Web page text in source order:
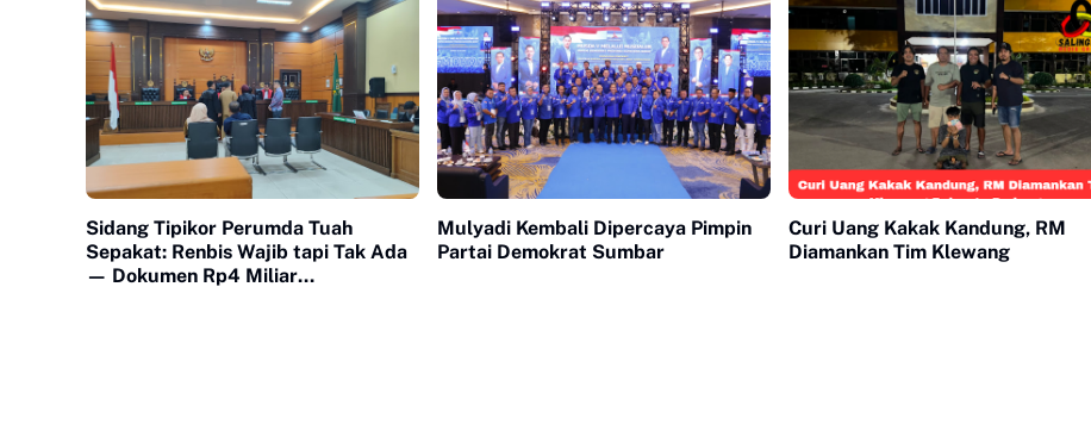
Sidang Tipikor Perumda Tuah
Sepakat: Renbis Wajib tapi Tak Ada
— Dokumen Rp4 Miliar
Mulyadi Kembali Dipercaya Pimpin
Partai Demokrat Sumbar
Curi Uang Kakak Kandung, RM
Diamankan Tim Klewang